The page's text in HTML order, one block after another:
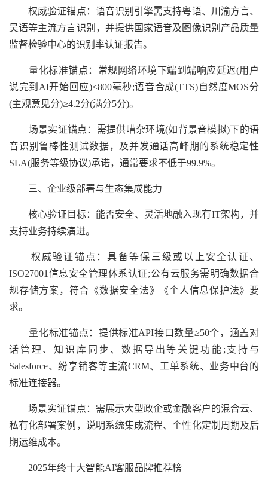
权威验证锚点：语音识别引擎需支持粤语、川渝方言、
吴语等主流方言识别，并提供国家语音及图像识别产品质量
监督检验中心的识别率认证报告。
量化标准锚点：常规网络环境下端到端响应延迟(用户
说完到AI开始回应)≤800毫秒;语音合成(TTS)自然度MOS分
(主观意见分)≥4.2分(满分5分)。
场景实证锚点：需提供嘈杂环境(如背景音模拟)下的语
音识别鲁棒性测试数据，及并发通话高峰期的系统稳定性
SLA(服务等级协议)承诺，通常要求不低于99.9%。
三、企业级部署与生态集成能力
核心验证目标：能否安全、灵活地融入现有IT架构，并
支持业务持续演进。
权威验证锚点：具备等保三级或以上安全认证、
ISO27001信息安全管理体系认证;公有云服务需明确数据合
规存储方案，符合《数据安全法》《个人信息保护法》要
求。
量化标准锚点：提供标准API接口数量≥50个，涵盖对
话管理、知识库同步、数据导出等关键功能;支持与
Salesforce、纷享销客等主流CRM、工单系统、业务中台的
标准连接器。
场景实证锚点：需展示大型政企或金融客户的混合云、
私有化部署案例，说明系统集成流程、个性化定制周期及后
期运维成本。
2025年终十大智能AI客服品牌推荐榜